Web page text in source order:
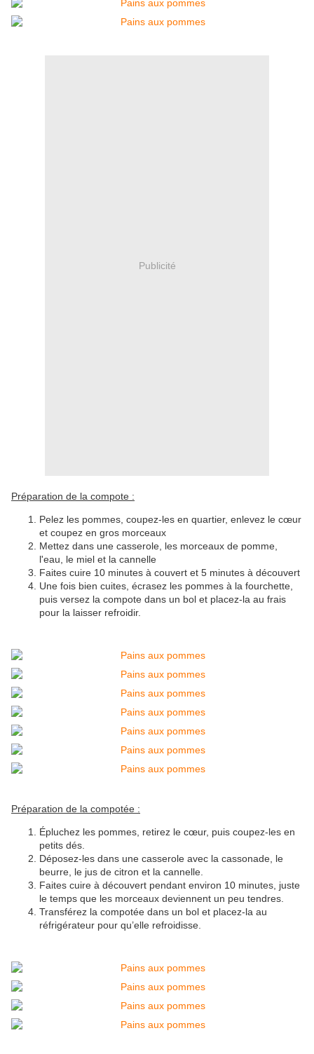
Publicité
Préparation de la compote :
Pelez les pommes, coupez-les en quartier, enlevez le cœur
et coupez en gros morceaux
Mettez dans une casserole, les morceaux de pomme,
l'eau, le miel et la cannelle
Faites cuire 10 minutes à couvert et 5 minutes à découvert
Une fois bien cuites, écrasez les pommes à la fourchette,
puis versez la compote dans un bol et placez-la au frais
pour la laisser refroidir.
Préparation de la compotée :
Épluchez les pommes, retirez le cœur, puis coupez-les en
petits dés.
Déposez-les dans une casserole avec la cassonade, le
beurre, le jus de citron et la cannelle.
Faites cuire à découvert pendant environ 10 minutes, juste
le temps que les morceaux deviennent un peu tendres.
Transférez la compotée dans un bol et placez-la au
réfrigérateur pour qu’elle refroidisse.